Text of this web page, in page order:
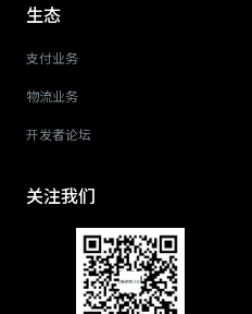
生态
支付业务
物流业务
开发者论坛
关注我们